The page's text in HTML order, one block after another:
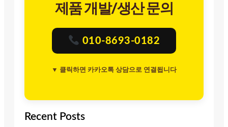
제품 개발/생산 문의
010-8693-0182
▼ 클릭하면 카카오톡 상담으로 연결됩니다
Recent Posts